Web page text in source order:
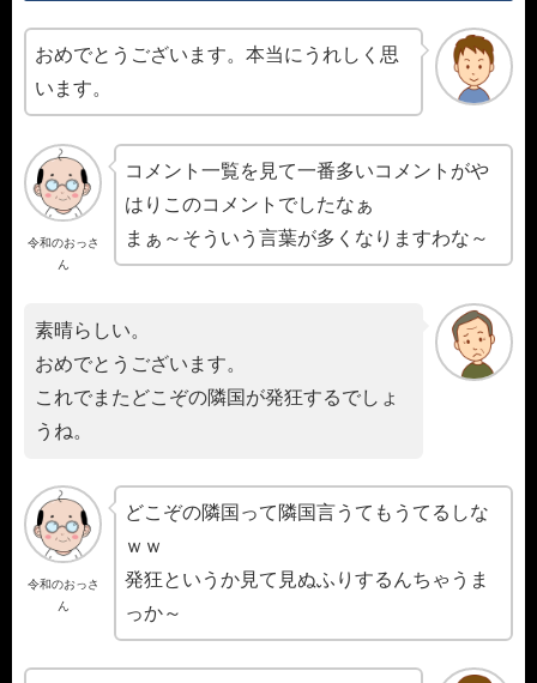
おめでとうございます。本当にうれしく思
います。
令和のおっさ
ん
コメント一覧を見て一番多いコメントがや
はりこのコメントでしたなぁ
まぁ～そういう言葉が多くなりますわな～
素晴らしい。
おめでとうございます。
これでまたどこぞの隣国が発狂するでしょ
うね。
令和のおっさ
ん
どこぞの隣国って隣国言うてもうてるしな
ｗｗ
発狂というか見て見ぬふりするんちゃうま
っか～